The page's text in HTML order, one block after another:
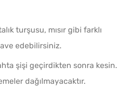
turşusu, mısır gibi farklı
edebilirsiniz.
şişi geçirdikten sonra kesin.
dağılmayacaktır.